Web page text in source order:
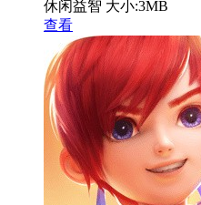
休闲益智 大小:3MB
查看